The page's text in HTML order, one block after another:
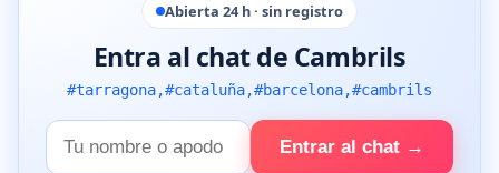
Abierta 24 h · sin registro
Entra al chat de Cambrils
#tarragona,#cataluña,#barcelona,#cambrils
Tu
nombre
Entrar al chat →